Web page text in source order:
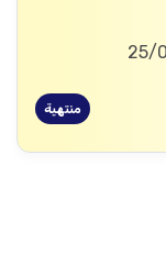
منتهية